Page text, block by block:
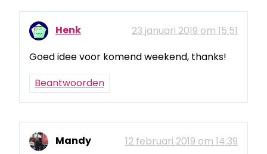
Henk
23 januari 2019 om 15:51
Goed idee voor komend weekend, thanks!
Beantwoorden
Mandy
12 februari 2019 om 14:39